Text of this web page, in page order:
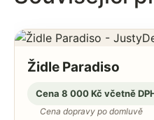
Židle Paradiso
Cena 8 000 Kč včetně
Cena dopravy po domluvě